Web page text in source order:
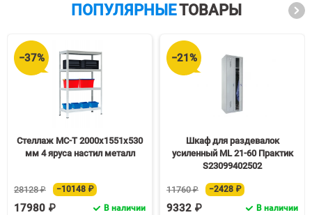
ПОПУЛЯРНЫЕТОВАРЫ
−37%
Стеллаж МС-Т 2000х1551х530
мм 4 яруса настил металл
28128 ₽ −10148 ₽
17980 ₽ В наличии
−21%
Шкаф для раздевалок
усиленный ML 21-60 Практик
S23099402502
11760 ₽ −2428 ₽
9332 ₽ В наличии